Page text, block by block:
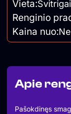
Apie
Pašokdinęs
Vieta:
Renginio
Kaina nuo: